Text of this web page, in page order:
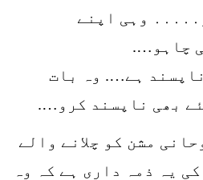
وہی اپنے
چاہو….
ہے…. وہ بات
بھی ناپسند کرو….
مشن کو چلانے والے
یہ ذمہ داری ہے کہ وہ